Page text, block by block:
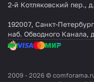
2-й Котляковский пер.,
192007, Санкт-Петербург
наб. Обводного Канала,
2009 - 2026 ©